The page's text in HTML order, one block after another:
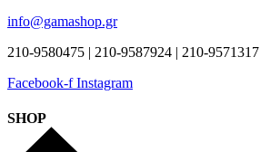
info@gamashop.gr
210-9580475 | 210-9587924 | 210-9571317
Facebook-f Instagram
SHOP